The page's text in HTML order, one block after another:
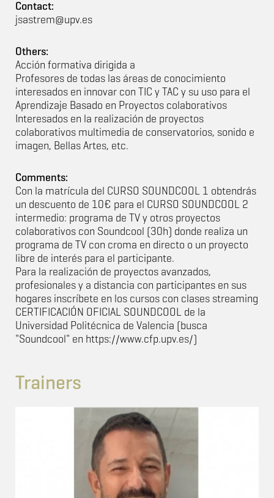
Contact:
jsastrem@upv.es
Others:
Acción formativa dirigida a
Profesores de todas las áreas de conocimiento
interesados en innovar con TIC y TAC y su uso para el
Aprendizaje Basado en Proyectos colaborativos
Interesados en la realización de proyectos
colaborativos multimedia de conservatorios, sonido e
imagen, Bellas Artes, etc.
Comments:
Con la matrícula del CURSO SOUNDCOOL 1 obtendrás
un descuento de 10€ para el CURSO SOUNDCOOL 2
intermedio: programa de TV y otros proyectos
colaborativos con Soundcool (30h) donde realiza un
programa de TV con croma en directo o un proyecto
libre de interés para el participante.
Para la realización de proyectos avanzados,
profesionales y a distancia con participantes en sus
hogares inscríbete en los cursos con clases streaming
CERTIFICACIÓN OFICIAL SOUNDCOOL de la
Universidad Politécnica de Valencia (busca
"Soundcool" en https://www.cfp.upv.es/)
Trainers